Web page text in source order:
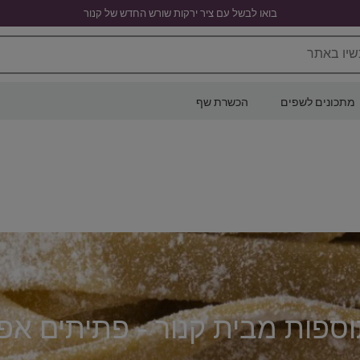
בואו לבשל עם ציר ירקות שורש החדש של קנור
באתר
מתכונים לשפים הכשרת שף
מבית קנור - פתיתים